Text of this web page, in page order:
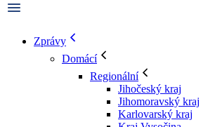
Zprávy
Domácí
Regionální
Jihočeský kraj
Jihomoravský kraj
Karlovarský kraj